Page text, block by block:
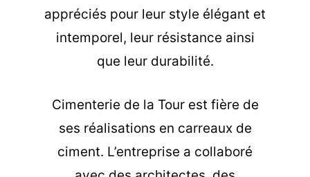
appréciés pour leur style élégant et
intemporel, leur résistance ainsi
que leur durabilité.
Cimenterie de la Tour est fière de
ses réalisations en carreaux de
ciment. L’entreprise a collaboré